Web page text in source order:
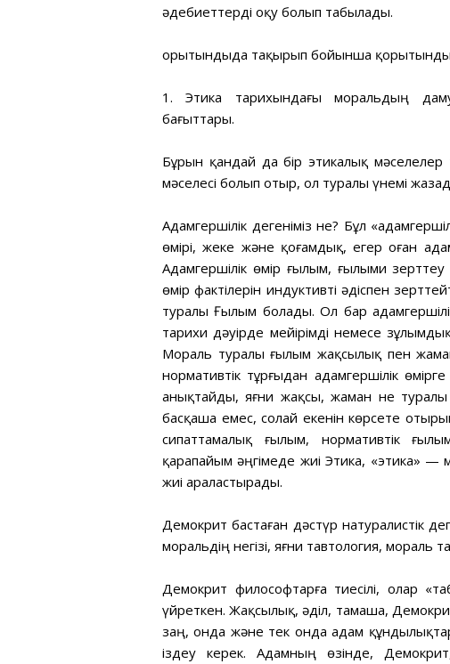
әдебиеттерді оқу болып табылады.
Қорытындыда тақырып бойынша
1. Этика тарихындағы моральдың
бағыттары.
Бұрын қандай да бір этикалық
мәселесі болып отыр, ол туралы үнемі
Адамгершілік дегеніміз не? Бұл
өмірі, жеке және қоғамдық, егер оған
Адамгершілік өмір ғылым, ғылыми
өмір фактілерін индуктивті әдіспен
туралы Ғылым болады. Ол бар
тарихи дәуірде мейірімді немесе
Мораль туралы ғылым жақсылық пен
нормативтік тұрғыдан адамгершілік
анықтайды, яғни жақсы, жаман не
басқаша емес, солай екенін көрсете
сипаттамалық ғылым, нормативтік
қарапайым әңгімеде жиі Этика, «этика» —
жиі араластырады.
Демокрит бастаған дәстүр натуралистік
моральдің негізі, яғни тавтология, мораль
Демокрит философтарға тиесілі, олар
үйреткен. Жақсылық, әділ, тамаша,
заң, онда және тек онда адам
іздеу керек. Адамның өзінде,